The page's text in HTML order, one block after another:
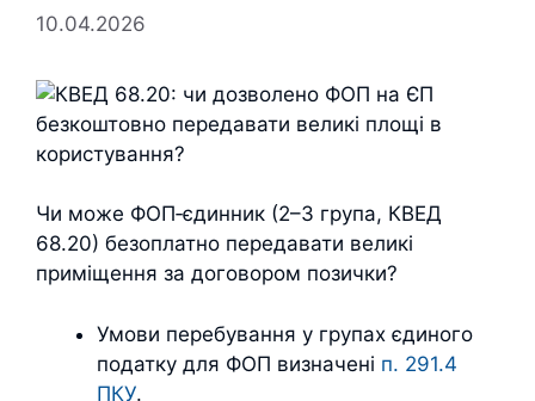
10.04.2026
Чи може ФОП‑єдинник (2–3 група, КВЕД
68.20) безоплатно передавати великі
приміщення за договором позички?
Умови перебування у групах єдиного
податку для ФОП визначені п. 291.4
ПКУ.